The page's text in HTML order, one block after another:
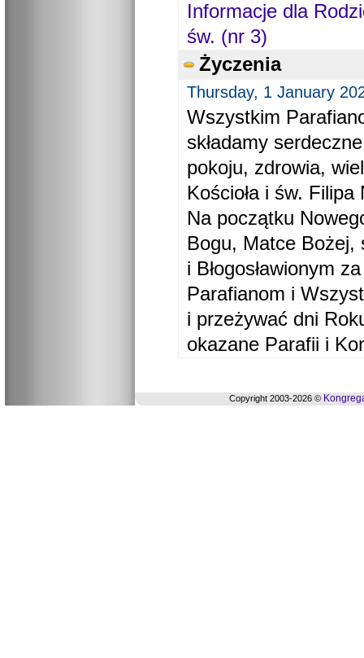
Informacje dla
św. (nr 3)
Życzenia
Thursday, 1 January
Wszystkim
składamy
pokoju, zdrowia,
Kościoła i św. Filipa
Na początku
Bogu, Matce Bożej,
i Błogosławionym
Parafianom i
i przeżywać dni
okazane Parafii i
Copyright 2003-2026 ©